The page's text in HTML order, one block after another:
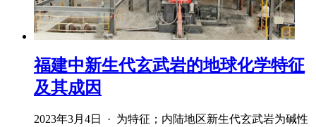
福建中新生代玄武岩的地球化学特征
及其成因
2023年3月4日 · 为特征；内陆地区新生代玄武岩为碱性